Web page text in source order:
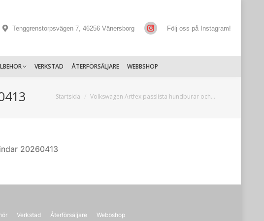
Tenggrenstorpsvägen 7, 46256 Vänersborg Följ oss på Instagram!
VERKSTAD ÅTERFÖRSÄLJARE WEBBSHOP
Du är här:
Startsida Volkswagen Artfex passlista hundburar och…
20260413
Verkstad Återförsäljare
Webbshop